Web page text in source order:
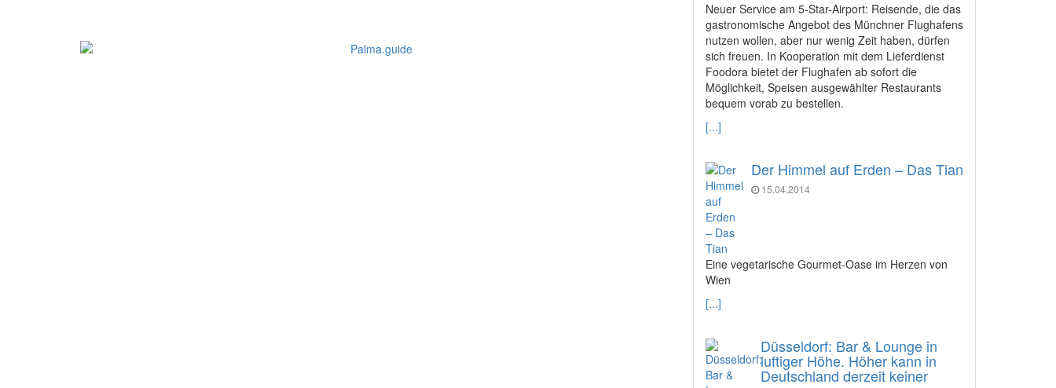
Neuer Service am 5-Star-Airport: Reisende, die das
gastronomische Angebot des Münchner Flughafens
nutzen wollen, aber nur wenig Zeit haben, dürfen
sich freuen. In Kooperation mit dem Lieferdienst
Foodora bietet der Flughafen ab sofort die
Möglichkeit, Speisen ausgewählter Restaurants
bequem vorab zu bestellen.
[...]
Der Himmel auf Erden – Das Tian
15.04.2014
Eine vegetarische Gourmet-Oase im Herzen von
Wien
[...]
Düsseldorf: Bar & Lounge in
luftiger Höhe. Höher kann in
Deutschland derzeit keiner